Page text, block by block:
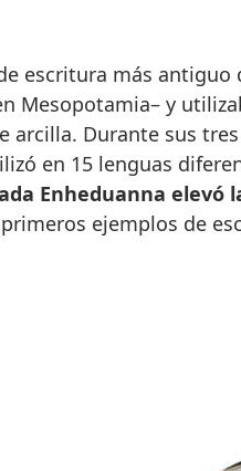
Mesopotamia– y
arcilla. Durante sus
en 15 lenguas
Enheduanna elevó
ejemplos de